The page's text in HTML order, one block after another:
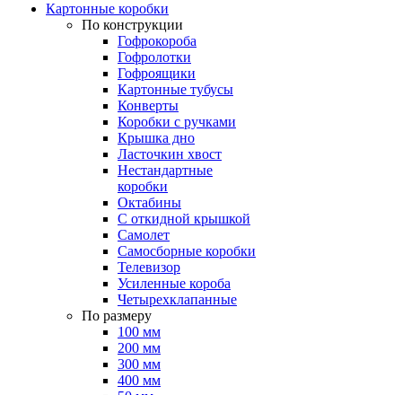
Картонные коробки
По конструкции
Гофрокороба
Гофролотки
Гофроящики
Картонные тубусы
Конверты
Коробки с ручками
Крышка дно
Ласточкин хвост
Нестандартные
коробки
Октабины
С откидной крышкой
Самолет
Самосборные коробки
Телевизор
Усиленные короба
Четырехклапанные
По размеру
100 мм
200 мм
300 мм
400 мм